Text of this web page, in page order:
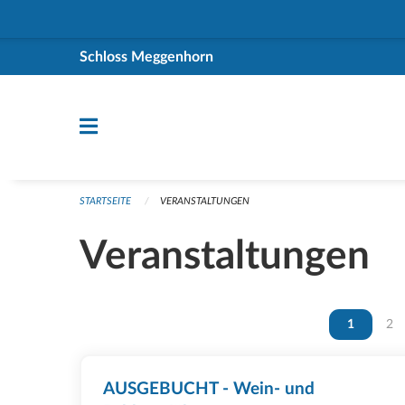
Schloss Meggenhorn
STARTSEITE VERANSTALTUNGEN
Veranstaltungen
Vous êtes
1 2
AUSGEBUCHT - Wein- und